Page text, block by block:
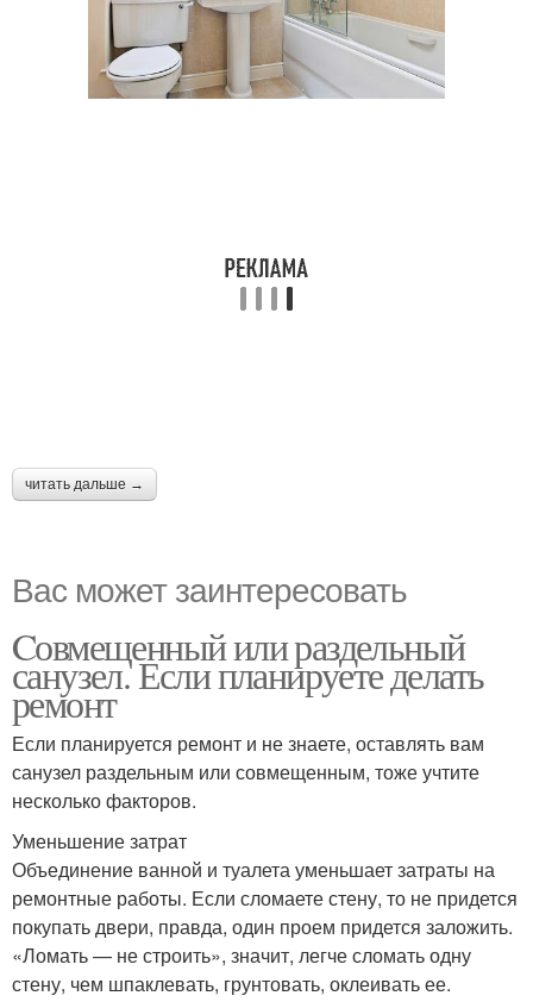
читать дальше →
Вас может заинтересовать
Cовмещенный или раздельный
санузел. Если планируете делать
ремонт
Если планируется ремонт и не знаете, оставлять вам
санузел раздельным или совмещенным, тоже учтите
несколько факторов.
Уменьшение затрат
Объединение ванной и туалета уменьшает затраты на
ремонтные работы. Если сломаете стену, то не придется
покупать двери, правда, один проем придется заложить.
«Ломать — не строить», значит, легче сломать одну
стену, чем шпаклевать, грунтовать, оклеивать ее.